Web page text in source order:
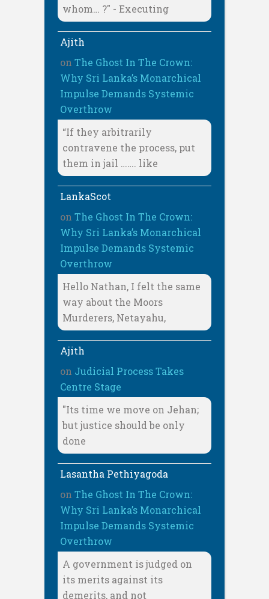
whom… ?" - Executing
Ajith
on The Ghost In The Crown:
Why Sri Lanka’s Monarchical
Impulse Demands Systemic
Overthrow
“If they arbitrarily
contravene the process, put
them in jail ……. like
LankaScot
on The Ghost In The Crown:
Why Sri Lanka’s Monarchical
Impulse Demands Systemic
Overthrow
Hello Nathan, I felt the same
way about the Moors
Murderers, Netayahu,
Ajith
on Judicial Process Takes
Centre Stage
"Its time we move on Jehan;
but justice should be only
done
Lasantha Pethiyagoda
on The Ghost In The Crown:
Why Sri Lanka’s Monarchical
Impulse Demands Systemic
Overthrow
A government is judged on
its merits against its
demerits, and not